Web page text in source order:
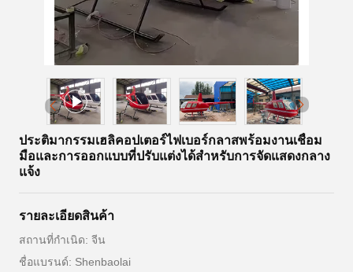
ประติมากรรมเฮลิคอปเตอร์ไฟเบอร์กลาสพร้อมงานเชื่อม
มือและการออกแบบที่ปรับแต่งได้สำหรับการจัดแสดงกลาง
แจ้ง
รายละเอียดสินค้า
สถานที่กำเนิด: จีน
ชื่อแบรนด์: Shenbaolai